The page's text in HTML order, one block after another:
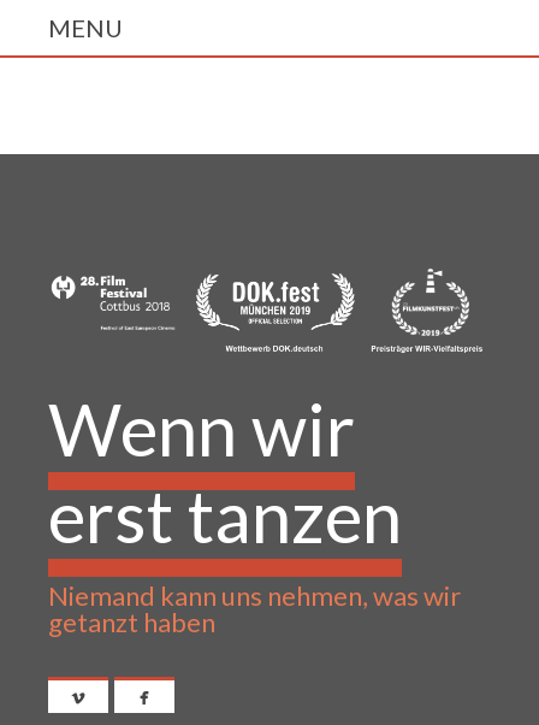
Wenn wir
erst tanzen
Niemand kann uns nehmen, was wir
getanzt haben